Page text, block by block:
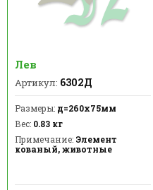
Лев
Артикул: 6302Д
Размеры: д=260х75мм
Вес: 0.83 кг
Примечание: Элемент
кованый, животные